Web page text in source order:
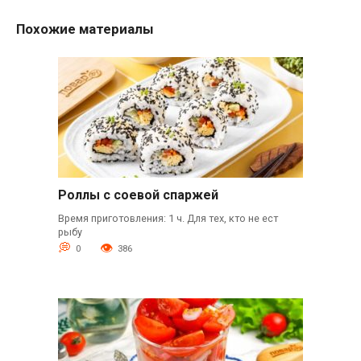
Похожие материалы
Роллы с соевой спаржей
Время приготовления: 1 ч. Для тех, кто не ест
рыбу
0 386